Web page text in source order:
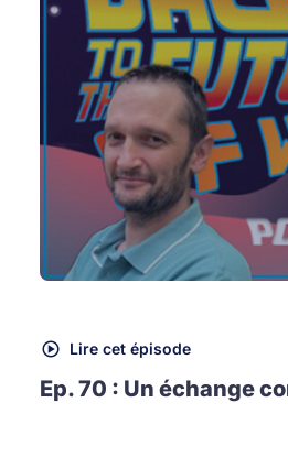
Lire cet épisode
Ep. 70 : Un échange